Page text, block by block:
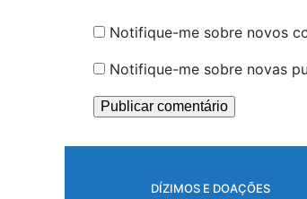
Notifique-me sobre novos
Notifique-me sobre novas
DÍZIMOS E DOAÇÕES